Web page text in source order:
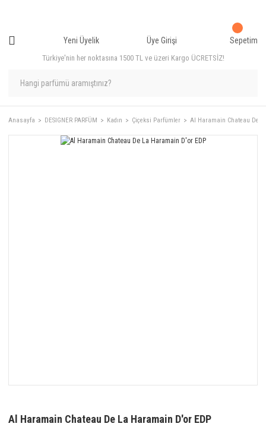
Türkiye'nin her noktasına 1500 TL ve üzeri Kargo ÜCRETSİZ!
Yeni Üyelik Üye Girişi Sepetim
Anasayfa DESIGNER PARFÜM Kadın Çiçeksi Parfümler Al Haramain Chateau De
Al Haramain Chateau De La Haramain D'or EDP